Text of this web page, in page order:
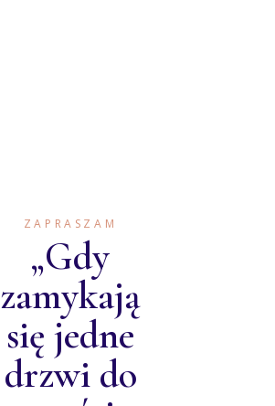
ZAPRASZAM
„Gdy
zamykają
się jedne
drzwi do